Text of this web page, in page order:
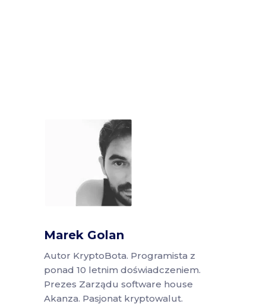
Marek Golan
Autor KryptoBota. Programista z
ponad 10 letnim doświadczeniem.
Prezes Zarządu software house
Akanza. Pasjonat kryptowalut.